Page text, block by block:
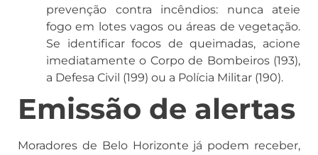
prevenção contra incêndios: nunca ateie
fogo em lotes vagos ou áreas de vegetação.
Se identificar focos de queimadas, acione
imediatamente o Corpo de Bombeiros (193),
a Defesa Civil (199) ou a Polícia Militar (190).
Emissão de alertas
Moradores de Belo Horizonte já podem receber,